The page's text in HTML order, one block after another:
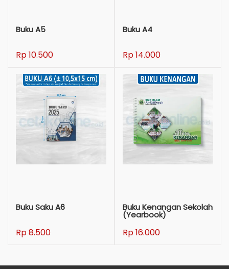
Buku A5
Rp 10.500
Buku A4
Rp 14.000
Buku Saku A6
Rp 8.500
Buku Kenangan Sekolah
(Yearbook)
Rp 16.000